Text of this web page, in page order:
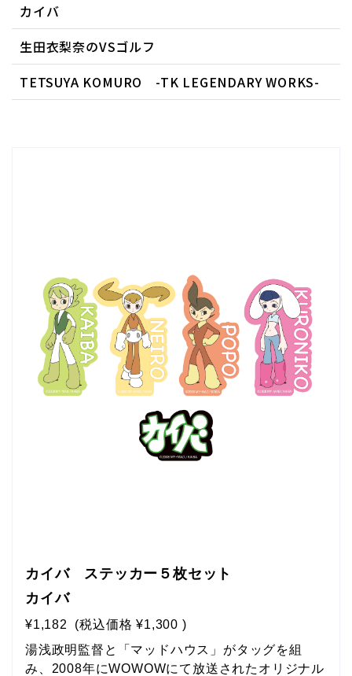
カイバ
生田衣梨奈のVSゴルフ
TETSUYA KOMURO -TK LEGENDARY WORKS-
カイバ ステッカー５枚セット
カイバ
¥1,182 (税込価格 ¥1,300 )
湯浅政明監督と「マッドハウス」がタッグを組
み、2008年にWOWOWにて放送されたオリジナル